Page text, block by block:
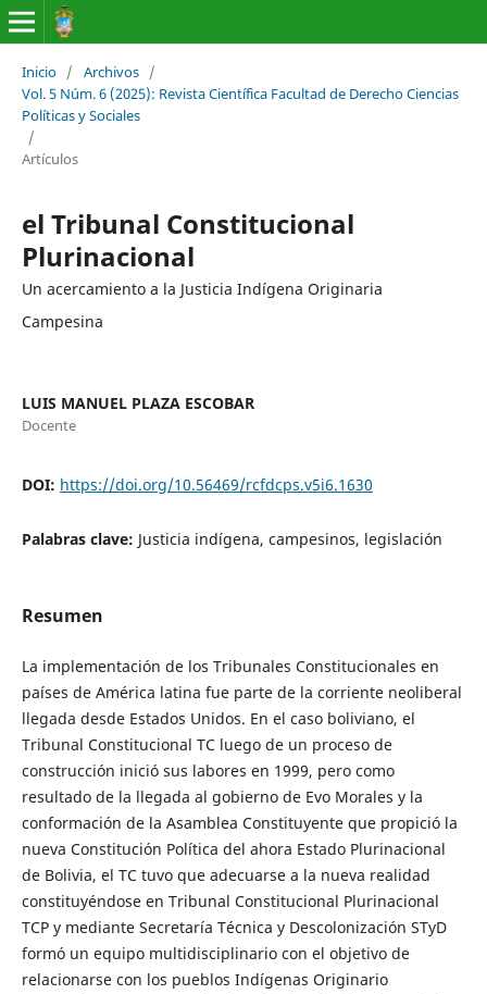
Inicio / Archivos /
Vol. 5 Núm. 6 (2025): Revista Científica Facultad de Derecho Ciencias
Políticas y Sociales
/
Artículos
el Tribunal Constitucional
Plurinacional
Un acercamiento a la Justicia Indígena Originaria
Campesina
LUIS MANUEL PLAZA ESCOBAR
Docente
DOI: https://doi.org/10.56469/rcfdcps.v5i6.1630
Palabras clave: Justicia indígena, campesinos, legislación
Resumen
La implementación de los Tribunales Constitucionales en
países de América latina fue parte de la corriente neoliberal
llegada desde Estados Unidos. En el caso boliviano, el
Tribunal Constitucional TC luego de un proceso de
construcción inició sus labores en 1999, pero como
resultado de la llegada al gobierno de Evo Morales y la
conformación de la Asamblea Constituyente que propició la
nueva Constitución Política del ahora Estado Plurinacional
de Bolivia, el TC tuvo que adecuarse a la nueva realidad
constituyéndose en Tribunal Constitucional Plurinacional
TCP y mediante Secretaría Técnica y Descolonización STyD
formó un equipo multidisciplinario con el objetivo de
relacionarse con los pueblos Indígenas Originario